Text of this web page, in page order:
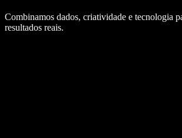
Combinamos dados, criatividade e tecnologia
resultados reais.